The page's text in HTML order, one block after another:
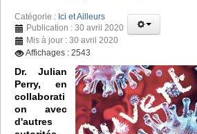
Catégorie : Ici et Ailleurs
Publication : 30 avril 2020
Mis à jour : 30 avril 2020
Affichages : 2543
Dr. Julian
Perry, en
collaborati
on avec
d'autres